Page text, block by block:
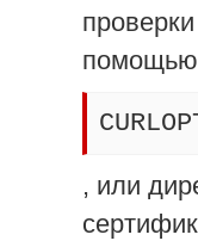
помощью
, или